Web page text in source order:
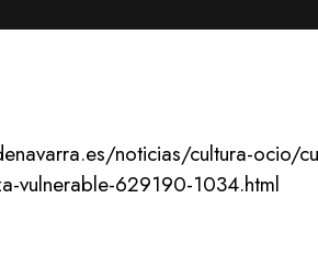
noticias/cultura-ocio/
vulnerable-629190-1034.html